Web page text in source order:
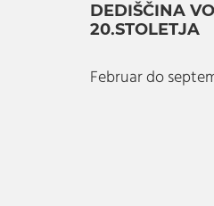
DEDIŠČINA
20.STOLETJA
Februar do